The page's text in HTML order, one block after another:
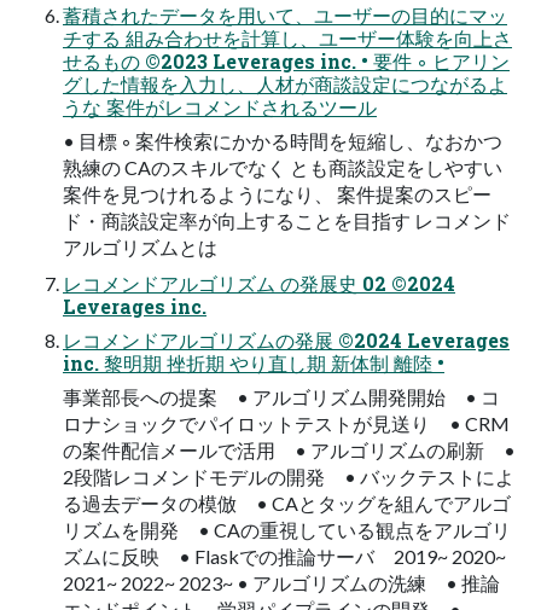
蓄積されたデータを用いて、ユーザーの目的にマッ
チする 組み合わせを計算し、ユーザー体験を向上さ
せるもの ©2023 Leverages inc. • 要件 ◦ ヒアリン
グした情報を入力し、人材が商談設定につながるよ
うな 案件がレコメンドされるツール
• 目標 ◦ 案件検索にかかる時間を短縮し、なおかつ
熟練の CAのスキルでなく とも商談設定をしやすい
案件を見つけれるようになり、 案件提案のスピー
ド・商談設定率が向上することを目指す レコメンド
アルゴリズムとは
レコメンドアルゴリズム の発展史 02 ©2024
Leverages inc.
レコメンドアルゴリズムの発展 ©2024 Leverages
inc. 黎明期 挫折期 やり直し期 新体制 離陸 •
事業部長への提案 • アルゴリズム開発開始 • コ
ロナショックでパイロットテストが見送り • CRM
の案件配信メールで活用 • アルゴリズムの刷新 •
2段階レコメンドモデルの開発 • バックテストによ
る過去データの模倣 • CAとタッグを組んでアルゴ
リズムを開発 • CAの重視している観点をアルゴリ
ズムに反映 • Flaskでの推論サーバ 2019~ 2020~
2021~ 2022~ 2023~ • アルゴリズムの洗練 • 推論